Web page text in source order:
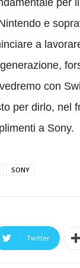
per
e
a
con
per dirlo, nel
a Sony.
SONY
Twitter